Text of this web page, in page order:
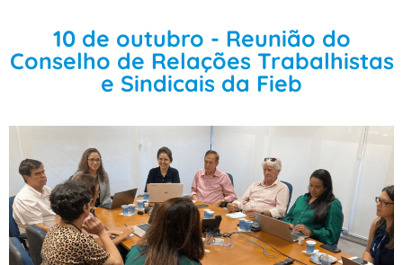
10 de outubro - Reunião do
Conselho de Relações Trabalhistas
e Sindicais da Fieb